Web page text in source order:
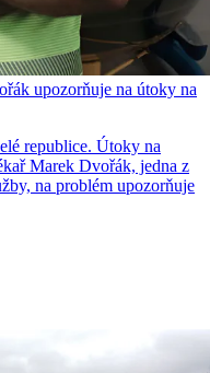
upozorňuje na útoky na
republice. Útoky na
Marek Dvořák, jedna z
na problém upozorňuje